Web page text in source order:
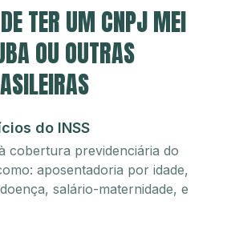
TER UM CNPJ MEI
OU OUTRAS
do INSS
cobertura previdenciária do
aposentadoria por idade,
salário-maternidade, e